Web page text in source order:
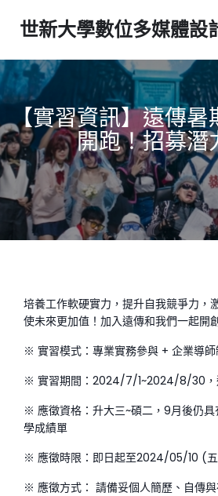
世新大學數位多媒體設
【實習資訊】遠傳暑
開跑！招募潛
培養工作軟硬實力，提升自我競爭力，
使未來更加值！加入遠傳和我們一起開
※ 實習模式：專業實務參與 + 企業導
※ 實習期間：2024/7/1~2024/8/30，
※ 應徵資格：升大三~碩二，9月後仍
學成績單
※ 應徵時限：即日起至2024/05/10 (
※ 應徵方式： 請備妥個人簡歷、自傳